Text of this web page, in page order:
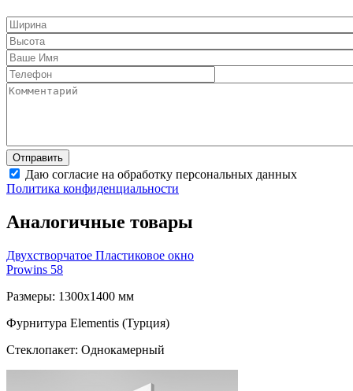
Даю согласие на обработку персональных данных
Политика конфиденциальности
Аналогичные товары
Двухстворчатое Пластиковое окно
Prowins 58
Размеры: 1300x1400 мм
Фурнитура Elementis (Турция)
Стеклопакет: Однокамерный